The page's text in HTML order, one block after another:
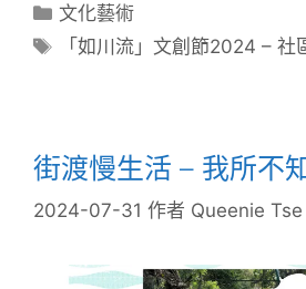
文化藝術
「如川流」文創節2024 – 社
街渡慢生活 – 我所不
2024-07-31 作者 Queenie Tse